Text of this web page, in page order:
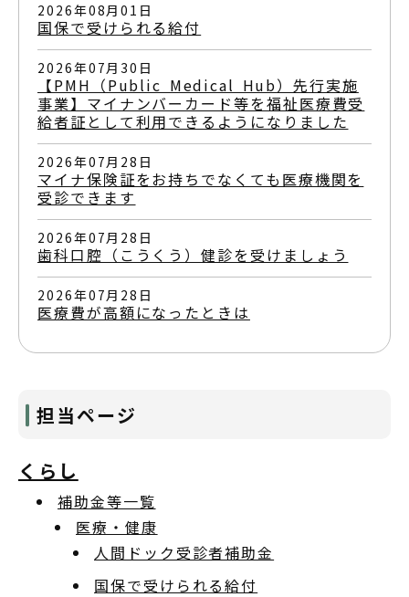
2026年08月01日
国保で受けられる給付
2026年07月30日
【PMH（Public Medical Hub）先行実施
事業】マイナンバーカード等を福祉医療費受
給者証として利用できるようになりました
2026年07月28日
マイナ保険証をお持ちでなくても医療機関を
受診できます
2026年07月28日
歯科口腔（こうくう）健診を受けましょう
2026年07月28日
医療費が高額になったときは
担当ページ
くらし
補助金等一覧
医療・健康
人間ドック受診者補助金
国保で受けられる給付